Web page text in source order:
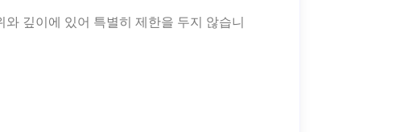
깊이에 있어 특별히 제한을 두지 않습니